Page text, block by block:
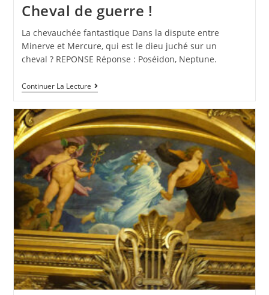
Cheval de guerre !
La chevauchée fantastique Dans la dispute entre
Minerve et Mercure, qui est le dieu juché sur un
cheval ? REPONSE Réponse : Poséidon, Neptune.
Continuer La Lecture